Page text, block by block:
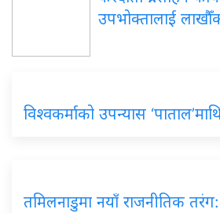
उपभोक्तालाई
विश्वकर्माको उपन्यास
तमिलनाडुमा नयाँ राजनीतिक